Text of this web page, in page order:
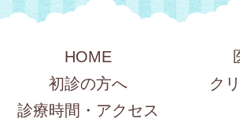
HOME
初診の方へ
ク
診療時間・アクセス